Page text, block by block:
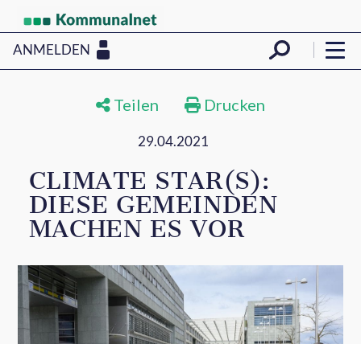
ANMELDEN
Teilen Drucken
29.04.2021
CLIMATE STAR(S):
DIESE GEMEINDEN
MACHEN ES VOR